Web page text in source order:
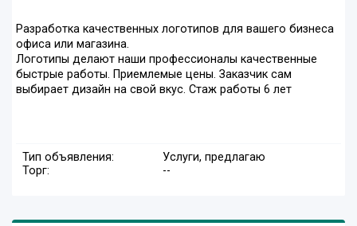
Разработка качественных логотипов для вашего бизнеса
офиса или магазина.
Логотипы делают наши профессионалы качественные
быстрые работы. Приемлемые цены. Заказчик сам
выбирает дизайн на свой вкус. Стаж работы 6 лет
Тип объявления:
Услуги, предлагаю
Торг:
--